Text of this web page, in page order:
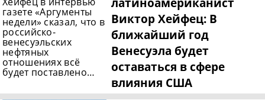
Виктор Хейфец: В
ближайший год
Венесуэла будет
оставаться в сфере
влияния США
газете «Аргументы
недели» сказал, что в
российско-
венесуэльских
нефтяных
отношениях всё
будет поставлено…